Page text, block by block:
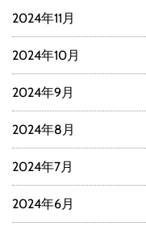
2024年11月
2024年10月
2024年9月
2024年8月
2024年7月
2024年6月